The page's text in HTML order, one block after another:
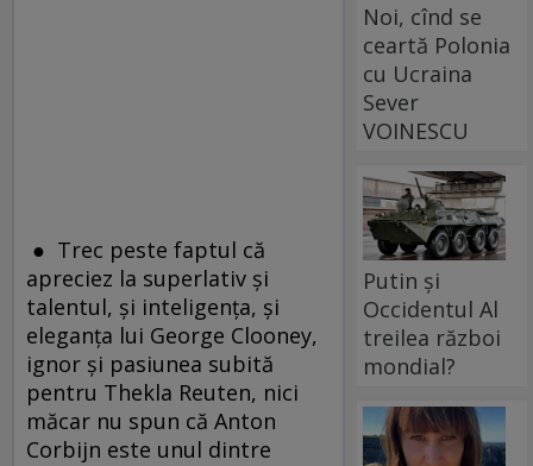
● Trec peste faptul că
apreciez la superlativ şi
talentul, şi inteligenţa, şi
eleganţa lui George Clooney,
ignor şi pasiunea subită
pentru Thekla Reuten, nici
măcar nu spun că Anton
Corbijn este unul dintre
Noi, cînd se
ceartă Polonia
cu Ucraina
Sever
VOINESCU
Putin și
Occidentul Al
treilea război
mondial?